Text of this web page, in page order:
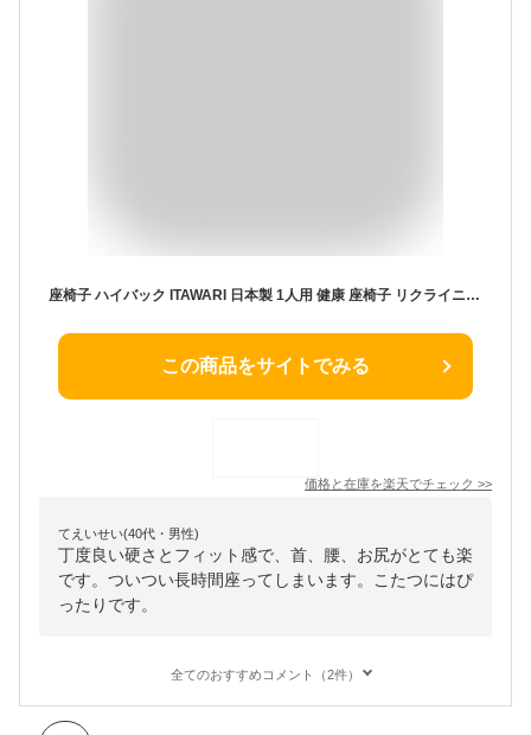
座椅子 ハイバック ITAWARI 日本製 1人用 健康 座椅子 リクライニング 腰痛 おしゃれ 腰痛防止 イス 座イス 軽い あぐら 座椅子 コンパクト へたりにくい ざいす フロアチェア 疲れない こたつ テレワーク おすすめ
この商品をサイトでみる
価格と在庫を楽天でチェック >>
てえいせい(40代・男性)
丁度良い硬さとフィット感で、首、腰、お尻がとても楽
です。ついつい長時間座ってしまいます。こたつにはぴ
ったりです。
全てのおすすめコメント（2件）